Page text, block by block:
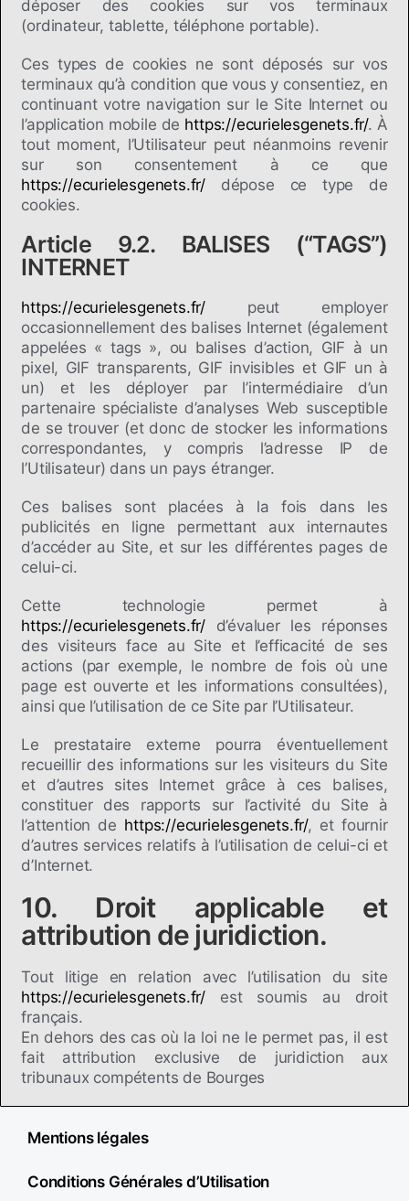
déposer des cookies sur vos terminaux
(ordinateur, tablette, téléphone portable).
Ces types de cookies ne sont déposés sur vos
terminaux qu’à condition que vous y consentiez, en
continuant votre navigation sur le Site Internet ou
l’application mobile de https://ecurielesgenets.fr/. À
tout moment, l’Utilisateur peut néanmoins revenir
sur son consentement à ce que
https://ecurielesgenets.fr/ dépose ce type de
cookies.
Article 9.2. BALISES (“TAGS”)
INTERNET
https://ecurielesgenets.fr/ peut employer
occasionnellement des balises Internet (également
appelées « tags », ou balises d’action, GIF à un
pixel, GIF transparents, GIF invisibles et GIF un à
un) et les déployer par l’intermédiaire d’un
partenaire spécialiste d’analyses Web susceptible
de se trouver (et donc de stocker les informations
correspondantes, y compris l’adresse IP de
l’Utilisateur) dans un pays étranger.
Ces balises sont placées à la fois dans les
publicités en ligne permettant aux internautes
d’accéder au Site, et sur les différentes pages de
celui-ci.
Cette technologie permet à
https://ecurielesgenets.fr/ d’évaluer les réponses
des visiteurs face au Site et l’efficacité de ses
actions (par exemple, le nombre de fois où une
page est ouverte et les informations consultées),
ainsi que l’utilisation de ce Site par l’Utilisateur.
Le prestataire externe pourra éventuellement
recueillir des informations sur les visiteurs du Site
et d’autres sites Internet grâce à ces balises,
constituer des rapports sur l’activité du Site à
l’attention de https://ecurielesgenets.fr/, et fournir
d’autres services relatifs à l’utilisation de celui-ci et
d’Internet.
10. Droit applicable et
attribution de juridiction.
Tout litige en relation avec l’utilisation du site
https://ecurielesgenets.fr/ est soumis au droit
français.
En dehors des cas où la loi ne le permet pas, il est
fait attribution exclusive de juridiction aux
tribunaux compétents de Bourges
Mentions légales
Conditions Générales d’Utilisation